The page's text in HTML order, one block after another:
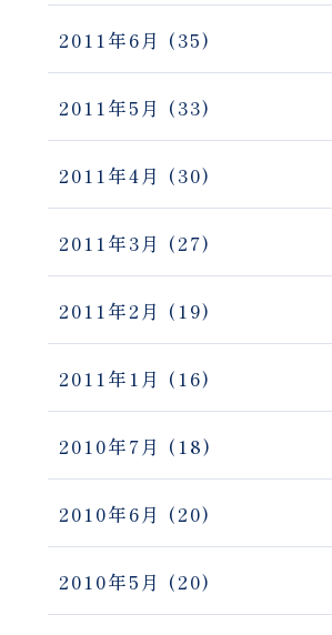
2011年6月 (35)
2011年5月 (33)
2011年4月 (30)
2011年3月 (27)
2011年2月 (19)
2011年1月 (16)
2010年7月 (18)
2010年6月 (20)
2010年5月 (20)